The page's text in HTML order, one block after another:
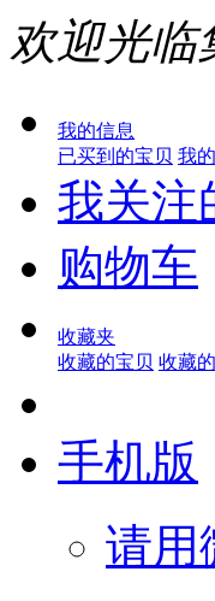
欢迎光临
我的信息
已买到的宝贝 我
我关注
购物车
收藏夹
收藏的宝贝 收藏
手机版
请用